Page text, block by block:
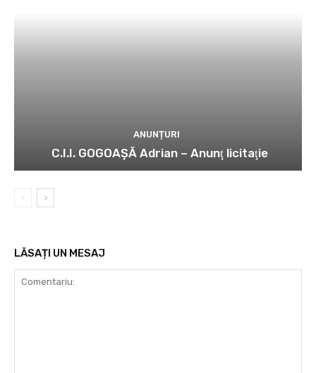
ANUNȚURI
C.I.I. GOGOAŞĂ Adrian – Anunţ licitaţie
LĂSAȚI UN MESAJ